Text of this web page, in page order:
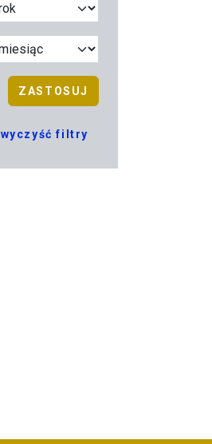
ZASTOSUJ
wyczyść filtry